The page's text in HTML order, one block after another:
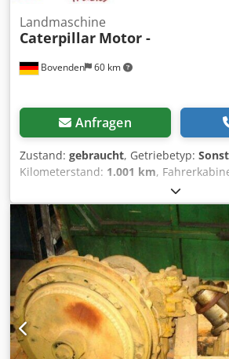
Bovenden 60 km
Landmaschine
Caterpillar Motor -
Anfragen
Zustand: gebraucht, Getriebetyp:
Kilometerstand: 1.001 km,
Fahrzeugstandort: Bovenden, Dcedsi
Aufbau: für Grader, 6 Zylinder Motor
ZUBEHÖRANGABEN OHNE GEWÄHR,
Zwischenverkauf und Irrtümer